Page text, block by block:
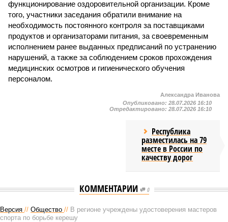
функционирование оздоровительной организации. Кроме
того, участники заседания обратили внимание на
необходимость постоянного контроля за поставщиками
продуктов и организаторами питания, за своевременным
исполнением ранее выданных предписаний по устранению
нарушений, а также за соблюдением сроков прохождения
медицинских осмотров и гигиенического обучения
персоналом.
Александра Иванова
Опубликовано: 28.07.2026 16:10
Отредактировано: 28.07.2026 16:10
Республика
разместилась на 79
месте в России по
качеству дорог
КОММЕНТАРИИ 0
Версия // Общество // В регионе учреждены удостоверения мастеров
спорта по борьбе керешу